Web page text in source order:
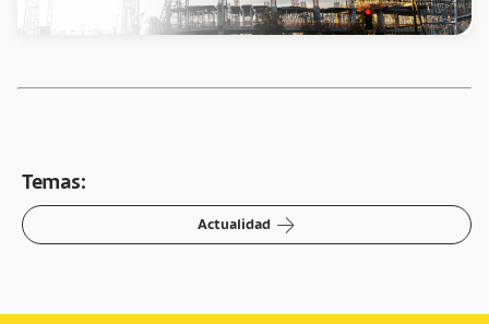
Temas:
Actualidad arrow-right